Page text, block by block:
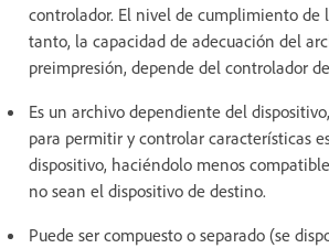
controlador. El nivel de cumplimiento de
tanto, la capacidad de adecuación del
preimpresión, depende del controlador
Es un archivo dependiente del
para permitir y controlar características
dispositivo, haciéndolo menos
no sean el dispositivo de destino.
Puede ser compuesto o separado (se